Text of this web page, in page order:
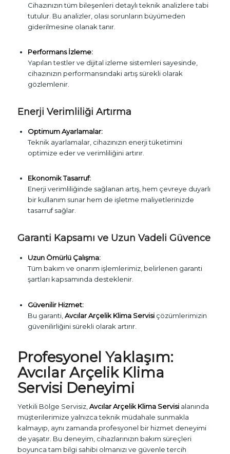
Cihazınızın tüm bileşenleri detaylı teknik analizlere tabi
tutulur. Bu analizler, olası sorunların büyümeden
giderilmesine olanak tanır.
Performans İzleme:
Yapılan testler ve dijital izleme sistemleri sayesinde,
cihazınızın performansındaki artış sürekli olarak
gözlemlenir.
Enerji Verimliliği Artırma
Optimum Ayarlamalar:
Teknik ayarlamalar, cihazınızın enerji tüketimini
optimize eder ve verimliliğini artırır.
Ekonomik Tasarruf:
Enerji verimliliğinde sağlanan artış, hem çevreye duyarlı
bir kullanım sunar hem de işletme maliyetlerinizde
tasarruf sağlar.
Garanti Kapsamı ve Uzun Vadeli Güvence
Uzun Ömürlü Çalışma:
Tüm bakım ve onarım işlemlerimiz, belirlenen garanti
şartları kapsamında desteklenir.
Güvenilir Hizmet:
Bu garanti, Avcılar Arçelik Klima Servisiçözümlerimizin
güvenilirliğini sürekli olarak artırır.
Profesyonel Yaklaşım:
Avcılar Arçelik Klima
Servisi Deneyimi
Yetkili Bölge Servisiz, Avcılar Arçelik Klima Servisialanında
müşterilerimize yalnızca teknik müdahale sunmakla
kalmayıp, aynı zamanda profesyonel bir hizmet deneyimi
de yaşatır. Bu deneyim, cihazlarınızın bakım süreçleri
boyunca tam bilgi sahibi olmanızı ve güvenle tercih